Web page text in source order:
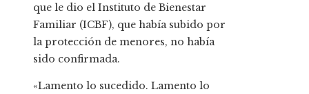
que le dio el Instituto de Bienestar
Familiar (ICBF), que había subido por
la protección de menores, no había
sido confirmada.
«Lamento lo sucedido. Lamento lo